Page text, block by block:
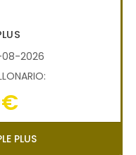
2026
PLUS